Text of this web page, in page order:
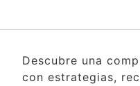
Descubre una
con estrategias,